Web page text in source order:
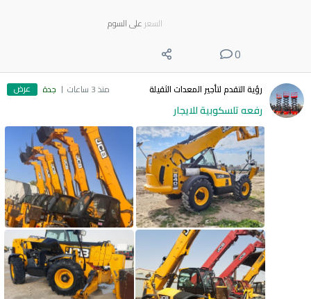
السعر على السوم
0
رؤية التقدم لتأجير المعدات الثقيلة منذ 3 ساعات جدة عرض
رفعه تلسكوبية للايجار